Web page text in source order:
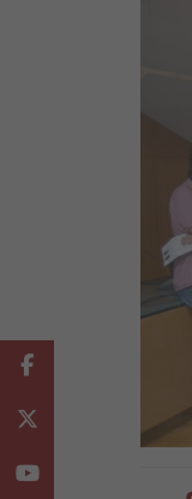
Facebook
Youtube